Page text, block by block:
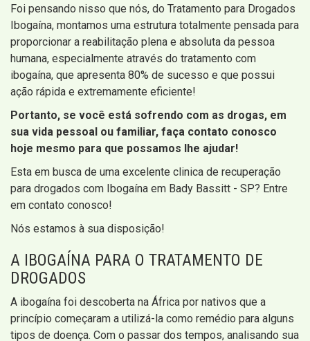
Foi pensando nisso que nós, do Tratamento para Drogados
Ibogaína, montamos uma estrutura totalmente pensada para
proporcionar a reabilitação plena e absoluta da pessoa
humana, especialmente através do tratamento com
ibogaína, que apresenta 80% de sucesso e que possui
ação rápida e extremamente eficiente!
Portanto, se você está sofrendo com as drogas, em
sua vida pessoal ou familiar, faça contato conosco
hoje mesmo para que possamos lhe ajudar!
Esta em busca de uma excelente clinica de recuperação
para drogados com Ibogaína em Bady Bassitt - SP? Entre
em contato conosco!
Nós estamos à sua disposição!
A IBOGAÍNA PARA O TRATAMENTO DE
DROGADOS
A ibogaína foi descoberta na África por nativos que a
princípio começaram a utilizá-la como remédio para alguns
tipos de doença. Com o passar dos tempos, analisando sua